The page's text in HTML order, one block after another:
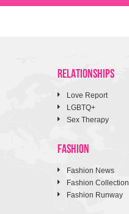
RELATIONSHIPS
Love Report
LGBTQ+
Sex Therapy
FASHION
Fashion News
Fashion Collection
Fashion Runway